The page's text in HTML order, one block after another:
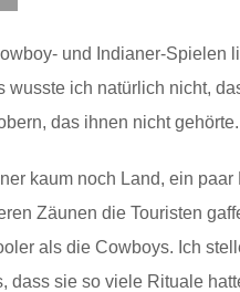
und Indianer-Spielen
wusste ich natürlich nicht,
das ihnen nicht gehörte.
kaum noch Land, ein
Zäunen die Touristen
als die Cowboys. Ich
dass sie so viele Rituale